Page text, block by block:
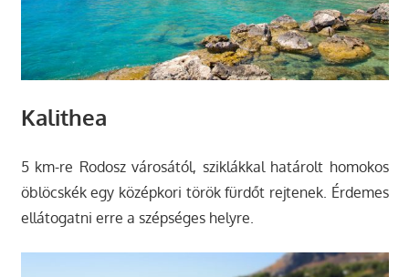
Kalithea
5 km-re Rodosz városától, sziklákkal határolt homokos
öblöcskék egy középkori török fürdőt rejtenek. Érdemes
ellátogatni erre a szépséges helyre.